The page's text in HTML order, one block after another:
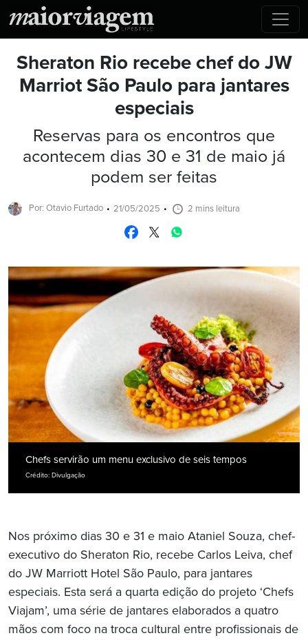
Sheraton Rio recebe chef do JW
Marriot São Paulo para jantares
especiais
Reservas para os encontros que
acontecem dias 30 e 31 de maio já
podem ser feitas
Por: Otavio Furtado 21/05/2025 2 mins leitura
Chefs servirão um menu exclusivo de seis tempos
Crédito: Divulgação
Nos próximo dias 30 e 31 e maio Ataniel Souza, chef-
executivo do Sheraton Rio, recebe Carlos Leiva, chef
do JW Marriott Hotel São Paulo, para jantares
especiais. Esta será a quarta edição do projeto ‘Chefs
Viajam’, uma série de jantares elaborados a quatro
mãos com foco na troca cultural entre profissionais de